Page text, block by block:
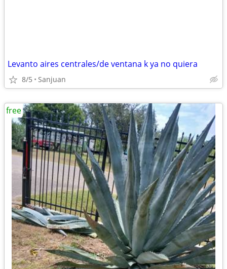
Levanto aires centrales/de ventana k ya no quiera
8/5 Sanjuan
free